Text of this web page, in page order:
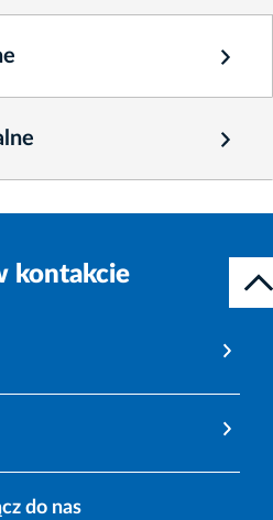
kontakcie
do nas